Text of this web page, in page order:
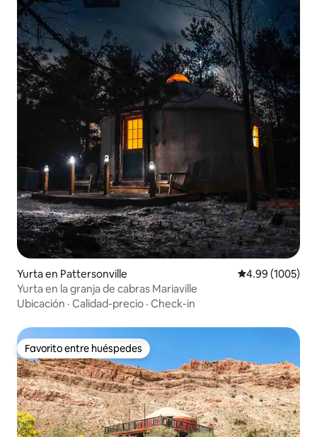
Yurta en Pattersonville Calificación
4.99 (1005)
Yurta en la granja de cabras Mariaville
Ubicación · Calidad-precio · Check-in
Favorito entre huéspedes
Favorito entre huéspedes